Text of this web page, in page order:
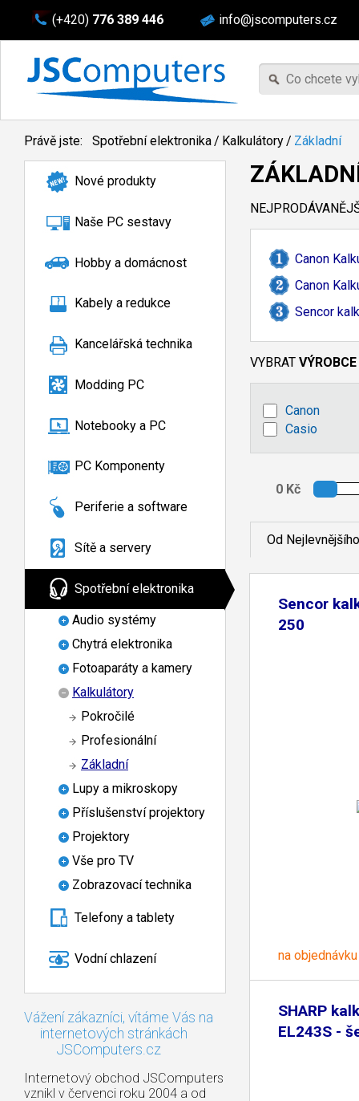
(+420) 776 389 446 info@jscomputers.cz
Právě jste: Spotřební elektronika/ Kalkulátory/ Základní
Nové produkty
Naše PC sestavy
Hobby a domácnost
Kabely a redukce
Kancelářská technika
Modding PC
Notebooky a PC
PC Komponenty
Periferie a software
Sítě a servery
Spotřební elektronika
Audio systémy
Chytrá elektronika
Fotoaparáty a kamery
Kalkulátory
Pokročilé
Profesionální
Základní
Lupy a mikroskopy
Příslušenství projektory
Projektory
Vše pro TV
Zobrazovací technika
Telefony a tablety
Vodní chlazení
Vážení zákazníci, vítáme Vás na
internetových stránkách
JSComputers.cz
Internetový obchod JSComputers
vznikl v červenci roku 2004 a od
Canon
Canon
Sencor
VYBRAT VÝROBCE
Canon
Casio
Od Nejlevnějšího
Sencor
250
na objednávku
SHARP
EL243S -